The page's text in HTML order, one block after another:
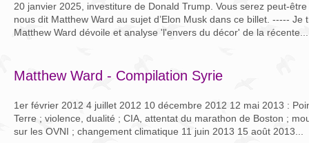
20 janvier 2025, investiture de Donald Trump. Vous serez peut-
nous dit Matthew Ward au sujet d’Elon Musk dans ce billet. ----- Je
Matthew Ward dévoile et analyse 'l'envers du décor' de la récente...
Matthew Ward - Compilation Syrie
1er février 2012 4 juillet 2012 10 décembre 2012 12 mai 2013 :
Terre ; violence, dualité ; CIA, attentat du marathon de Boston ;
sur les OVNI ; changement climatique 11 juin 2013 15 août 2013...